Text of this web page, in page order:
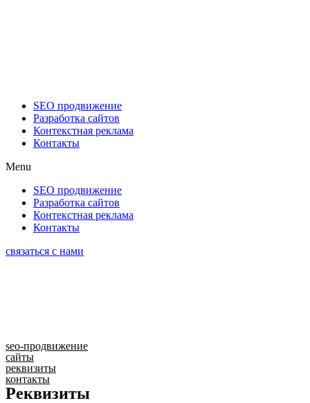
SEO продвижение
Разработка сайтов
Контекстная реклама
Контакты
Menu
SEO продвижение
Разработка сайтов
Контекстная реклама
Контакты
связаться с нами
seo-продвижение
сайты
реквизиты
контакты
Реквизиты